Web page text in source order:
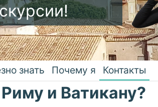
знать Почему я Контакты
и Ватикану?